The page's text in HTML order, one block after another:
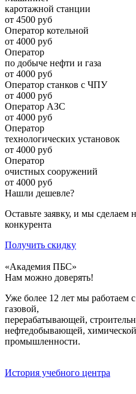
каротажной станции
от 4500 руб
Оператор котельной
от 4000 руб
Оператор
по добыче нефти и газа
от 4000 руб
Оператор станков с ЧПУ
от 4000 руб
Оператор АЗС
от 4000 руб
Оператор
технологических установок
от 4000 руб
Оператор
очистных сооружений
от 4000 руб
Нашли дешевле?
Оставьте заявку, и мы сделаем
конкурента
Получить скидку
«Академия ПБС»
Нам можно доверять!
Уже более 12 лет мы работаем
газовой,
перерабатывающей,
нефтедобывающей,
промышленности.
История учебного центра